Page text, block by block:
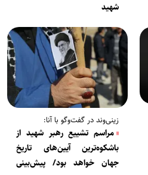
شهید
زینی‌وند در گفت‌و‌گو با آنا:
مراسم تشییع رهبر شهید از
باشکوه‌ترین آیین‌های تاریخ
جهان خواهد بود/ پیش‌بینی